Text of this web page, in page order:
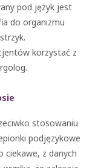
pod język jest
do organizmu
korzystać z
stosowaniu
podjęzykowe
ciekawe, z danych